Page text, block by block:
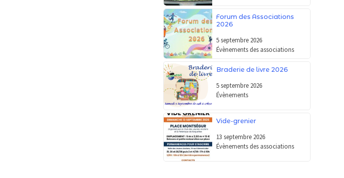
Forum des Associations
2026
5 septembre 2026
Évènements des associations
Braderie de livre 2026
5 septembre 2026
Évènements
Vide-grenier
13 septembre 2026
Évènements des associations